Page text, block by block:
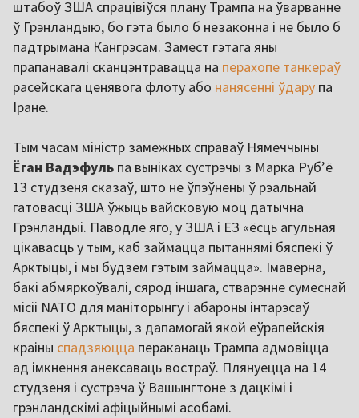
штабоў ЗША спрацівіўся плану Трампа на ўварванне
ў Грэнландыю, бо гэта было б незаконна і не было б
падтрымана Кангрэсам. Замест гэтага яны
прапанавалі сканцэнтравацца на перахопе танкераў
расейскага ценявога флоту або нанясенні ўдару па
Іране.
Тым часам міністр замежных справаў Нямеччыны
Ёган Вадэфуль па выніках сустрэчы з Марка Руб’ё
13 студзеня сказаў, што не ўпэўнены ў рэальнай
гатовасці ЗША ўжыць вайсковую моц датычна
Грэнландыі. Паводле яго, у ЗША і ЕЗ «ёсць агульная
цікавасць у тым, каб займацца пытаннямі бяспекі ў
Арктыцы, і мы будзем гэтым займацца». Імаверна,
бакі абмяркоўвалі, сярод іншага, стварэнне сумеснай
місіі NATO для маніторынгу і абароны інтарэсаў
бяспекі ў Арктыцы, з дапамогай якой еўрапейскія
краіны спадзяюцца пераканаць Трампа адмовіцца
ад імкнення анексаваць востраў. Плянуецца на 14
студзеня і сустрэча ў Вашынгтоне з дацкімі і
грэнландскімі афіцыйнымі асобамі.